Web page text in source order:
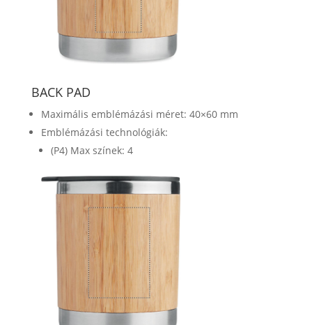
BACK PAD
Maximális emblémázási méret: 40×60 mm
Emblémázási technológiák:
(P4) Max színek: 4